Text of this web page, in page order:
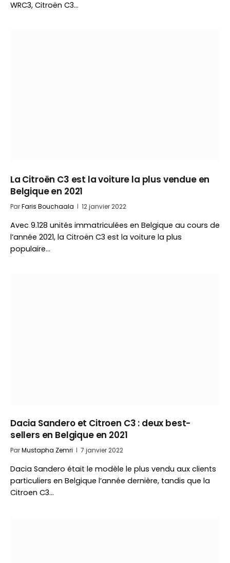
WRC3, Citroën C3…
La Citroën C3 est la voiture la plus vendue en
Belgique en 2021
ParFaris Bouchaala 12 janvier 2022
Avec 9.128 unités immatriculées en Belgique au cours de
l’année 2021, la Citroën C3 est la voiture la plus
populaire…
Dacia Sandero et Citroen C3 : deux best-
sellers en Belgique en 2021
ParMustapha Zemri 7 janvier 2022
Dacia Sandero était le modèle le plus vendu aux clients
particuliers en Belgique l’année dernière, tandis que la
Citroen C3…